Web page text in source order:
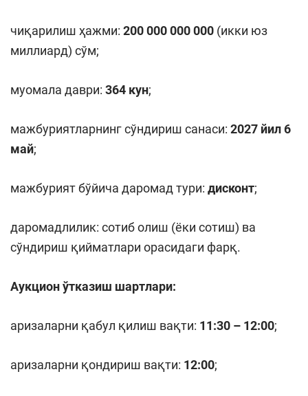
чиқарилиш ҳажми: 200 000 000 000 (икки юз
миллиард) сўм;
муомала даври: 364 кун;
мажбуриятларнинг сўндириш санаси: 2027 йил6
май;
мажбурият бўйича даромад тури: дисконт;
даромадлилик: сотиб олиш (ёки сотиш) ва
сўндириш қийматлари орасидаги фарқ.
Аукцион ўтказиш шартлари:
аризаларни қабул қилиш вақти: 11:30 – 12:00;
аризаларни қондириш вақти: 12:00;